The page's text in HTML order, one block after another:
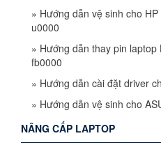
» Hướng dẫn vệ sinh cho
u0000
» Hướng dẫn thay pin laptop
fb0000
» Hướng dẫn cài đặt driver
» Hướng dẫn vệ sinh cho
NÂNG CẤP LAPTOP